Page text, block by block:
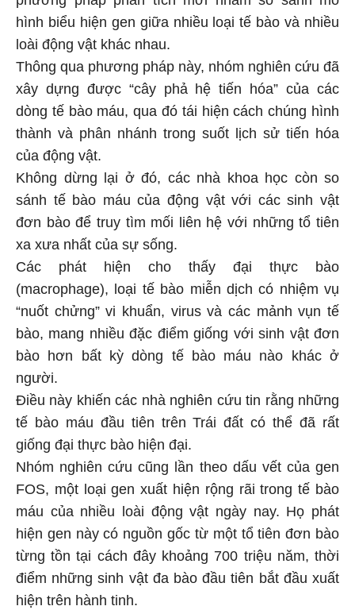
hình biểu hiện gen giữa nhiều loại tế bào và nhiều
loài động vật khác nhau.
Thông qua phương pháp này, nhóm nghiên cứu đã
xây dựng được “cây phả hệ tiến hóa” của các
dòng tế bào máu, qua đó tái hiện cách chúng hình
thành và phân nhánh trong suốt lịch sử tiến hóa
của động vật.
Không dừng lại ở đó, các nhà khoa học còn so
sánh tế bào máu của động vật với các sinh vật
đơn bào để truy tìm mối liên hệ với những tổ tiên
xa xưa nhất của sự sống.
Các phát hiện cho thấy đại thực bào
(macrophage), loại tế bào miễn dịch có nhiệm vụ
“nuốt chửng” vi khuẩn, virus và các mảnh vụn tế
bào, mang nhiều đặc điểm giống với sinh vật đơn
bào hơn bất kỳ dòng tế bào máu nào khác ở
người.
Điều này khiến các nhà nghiên cứu tin rằng những
tế bào máu đầu tiên trên Trái đất có thể đã rất
giống đại thực bào hiện đại.
Nhóm nghiên cứu cũng lần theo dấu vết của gen
FOS, một loại gen xuất hiện rộng rãi trong tế bào
máu của nhiều loài động vật ngày nay. Họ phát
hiện gen này có nguồn gốc từ một tổ tiên đơn bào
từng tồn tại cách đây khoảng 700 triệu năm, thời
điểm những sinh vật đa bào đầu tiên bắt đầu xuất
hiện trên hành tinh.